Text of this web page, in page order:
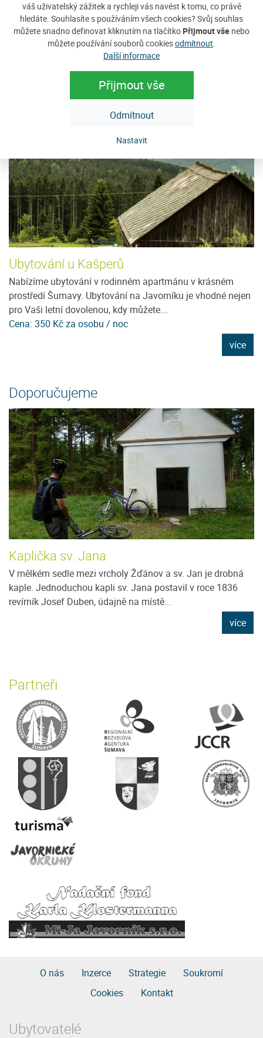
váš uživatelský zážitek a rychleji vás navést k tomu, co právě
hledáte. Souhlasíte s používáním všech cookies? Svůj souhlas
můžete snadno definovat kliknutím na tlačítko Přijmout vše nebo
můžete používání souborů cookiesodmítnout.
Další informace
Přijmout vše
Odmítnout
Nastavit
Vyplnit poptávku
Zobrazit nabídku
Tip na ubytování
Ubytování u Kašperů
Nabízíme ubytování v rodinném apartmánu v krásném
prostředí Šumavy. Ubytování na Javorníku je vhodné nejen
pro Vaši letní dovolenou, kdy můžete...
Cena: 350 Kč za osobu / noc
více
Doporučujeme
Kaplička sv. Jana
V mělkém sedle mezi vrcholy Žďánov a sv. Jan je drobná
kaple. Jednoduchou kapli sv. Jana postavil v roce 1836
revírník Josef Duben, údajně na místě...
více
Partneři
O nás Inzerce Strategie
Soukromí
Cookies
Kontakt
Ubytovatelé